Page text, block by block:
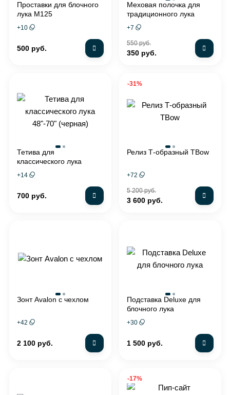
Проставки для блочного
лука M125
+10
500 руб.
Меховая полочка для
традиционного лука
+7
550 руб.
350 руб.
Тетива для
классического лука
48"-70" (черная)
+14
700 руб.
-31%
Релиз Т-образный TBow
+72
5 200 руб.
3 600 руб.
Зонт Avalon с чехлом
+42
2 100 руб.
Подставка Deluxe для
блочного лука
+30
1 500 руб.
-17%